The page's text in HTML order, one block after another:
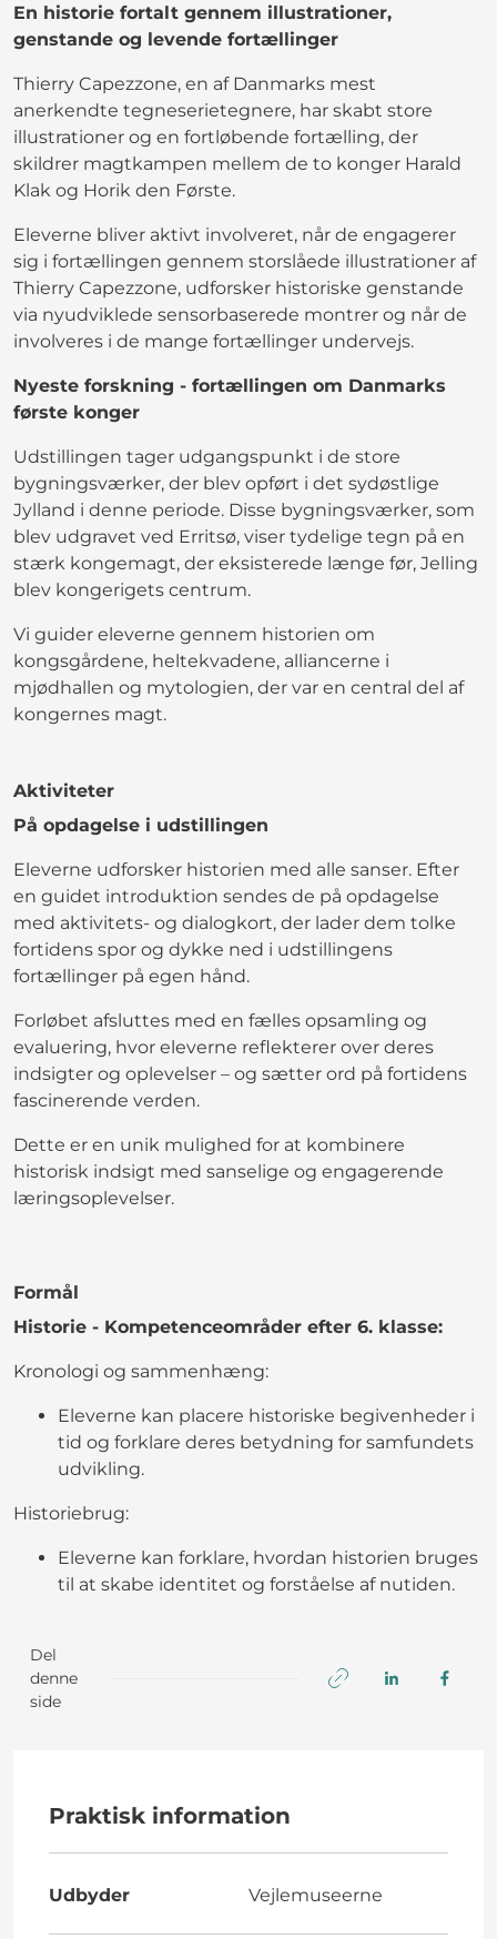
En historie fortalt gennem illustrationer,
genstande og levende fortællinger
Thierry Capezzone, en af Danmarks mest
anerkendte tegneserietegnere, har skabt store
illustrationer og en fortløbende fortælling, der
skildrer magtkampen mellem de to konger Harald
Klak og Horik den Første.
Eleverne bliver aktivt involveret, når de engagerer
sig i fortællingen gennem storslåede illustrationer af
Thierry Capezzone, udforsker historiske genstande
via nyudviklede sensorbaserede montrer og når de
involveres i de mange fortællinger undervejs.
Nyeste forskning - fortællingen om Danmarks
første konger
Udstillingen tager udgangspunkt i de store
bygningsværker, der blev opført i det sydøstlige
Jylland i denne periode. Disse bygningsværker, som
blev udgravet ved Erritsø, viser tydelige tegn på en
stærk kongemagt, der eksisterede længe før, Jelling
blev kongerigets centrum.
Vi guider eleverne gennem historien om
kongsgårdene, heltekvadene, alliancerne i
mjødhallen og mytologien, der var en central del af
kongernes magt.
Aktiviteter
På opdagelse i udstillingen
Eleverne udforsker historien med alle sanser. Efter
en guidet introduktion sendes de på opdagelse
med aktivitets- og dialogkort, der lader dem tolke
fortidens spor og dykke ned i udstillingens
fortællinger på egen hånd.
Forløbet afsluttes med en fælles opsamling og
evaluering, hvor eleverne reflekterer over deres
indsigter og oplevelser – og sætter ord på fortidens
fascinerende verden.
Dette er en unik mulighed for at kombinere
historisk indsigt med sanselige og engagerende
læringsoplevelser.
Formål
Historie - Kompetenceområder efter 6. klasse:
Kronologi og sammenhæng:
Eleverne kan placere historiske begivenheder i
tid og forklare deres betydning for samfundets
udvikling.
Historiebrug:
Eleverne kan forklare, hvordan historien bruges
til at skabe identitet og forståelse af nutiden.
Del
denne
side
Praktisk information
Udbyder Vejlemuseerne